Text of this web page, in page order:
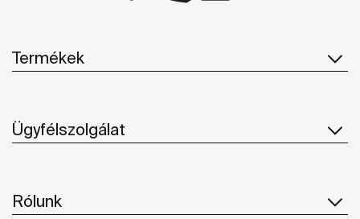
Termékek
Ügyfélszolgálat
Rólunk